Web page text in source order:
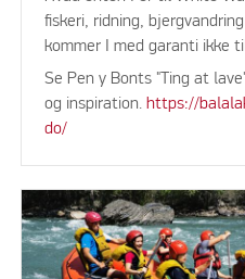
fiskeri, ridning,
kommer I med garanti ikke
Se Pen y Bonts "Ting at
og inspiration. https://
do/